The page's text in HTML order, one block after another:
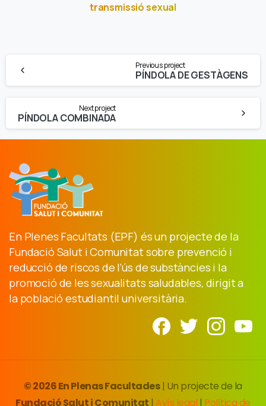
transmissió sexual
Reading
Previous project
PÍNDOLA DE GESTÀGENS
Next project
PÍNDOLA COMBINADA
En Plenes Facultats (EPF) és un projecte de la
Fundació Salut i Comunitat sobre prevenció i
reducció de riscos de l’ús de substàncies i la
promoció de les sexualitats saludables, dirigit a
la població estudiantil universitària.
© 2026 En Plenas Facultades| Un projecte de la
Fundació Salut i Comunitat | Avís legal | Política de